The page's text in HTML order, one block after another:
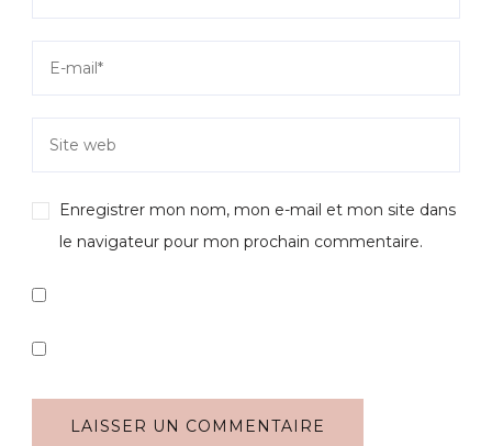
Enregistrer mon nom, mon e-mail et mon site dans
le navigateur pour mon prochain commentaire.